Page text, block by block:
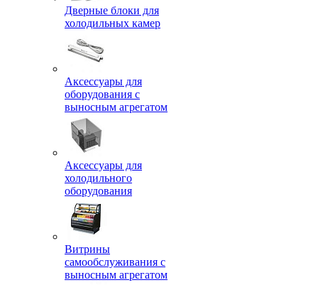
Дверные блоки для
холодильных камер
Аксессуары для
оборудования с
выносным агрегатом
Аксессуары для
холодильного
оборудования
Витрины
самообслуживания с
выносным агрегатом